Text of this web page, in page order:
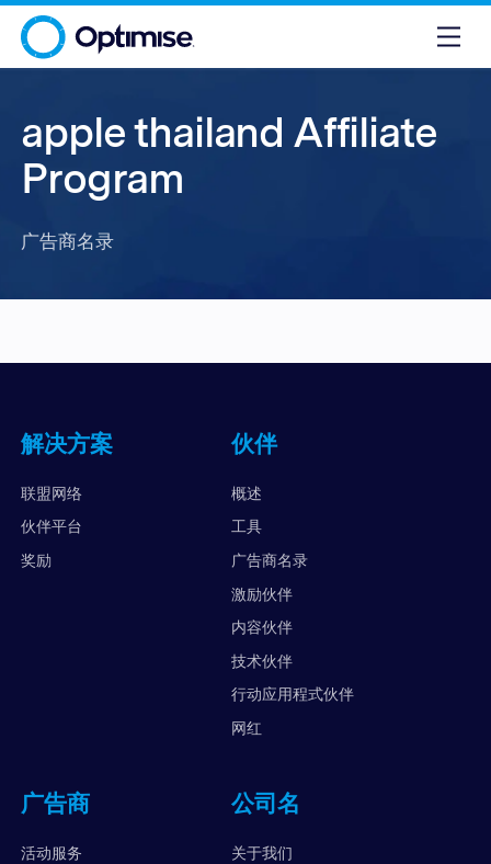
apple thailand Affiliate
Program
广告商名录
解决方案
联盟网络
伙伴平台
奖励
伙伴
概述
工具
广告商名录
激励伙伴
内容伙伴
技术伙伴
行动应用程式伙伴
网红
广告商
活动服务
公司名
关于我们